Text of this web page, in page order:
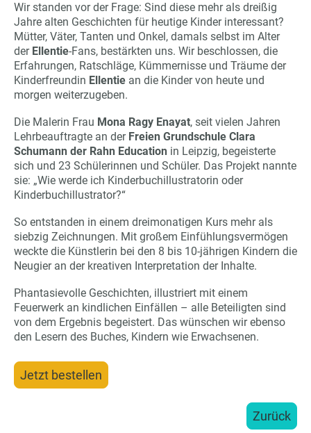
Wir standen vor der Frage: Sind diese mehr als dreißig
Jahre alten Geschichten für heutige Kinder interessant?
Mütter, Väter, Tanten und Onkel, damals selbst im Alter
der Ellentie-Fans, bestärkten uns. Wir beschlossen, die
Erfahrungen, Ratschläge, Kümmernisse und Träume der
Kinderfreundin Ellentie an die Kinder von heute und
morgen weiterzugeben.
Die Malerin Frau Mona Ragy Enayat, seit vielen Jahren
Lehrbeauftragte an der Freien Grundschule Clara
Schumann der Rahn Education in Leipzig, begeisterte
sich und 23 Schülerinnen und Schüler. Das Projekt nannte
sie: „Wie werde ich Kinderbuchillustratorin oder
Kinderbuchillustrator?“
So entstanden in einem dreimonatigen Kurs mehr als
siebzig Zeichnungen. Mit großem Einfühlungsvermögen
weckte die Künstlerin bei den 8 bis 10-jährigen Kindern die
Neugier an der kreativen Interpretation der Inhalte.
Phantasievolle Geschichten, illustriert mit einem
Feuerwerk an kindlichen Einfällen – alle Beteiligten sind
von dem Ergebnis begeistert. Das wünschen wir ebenso
den Lesern des Buches, Kindern wie Erwachsenen.
Jetzt bestellen
Zurück